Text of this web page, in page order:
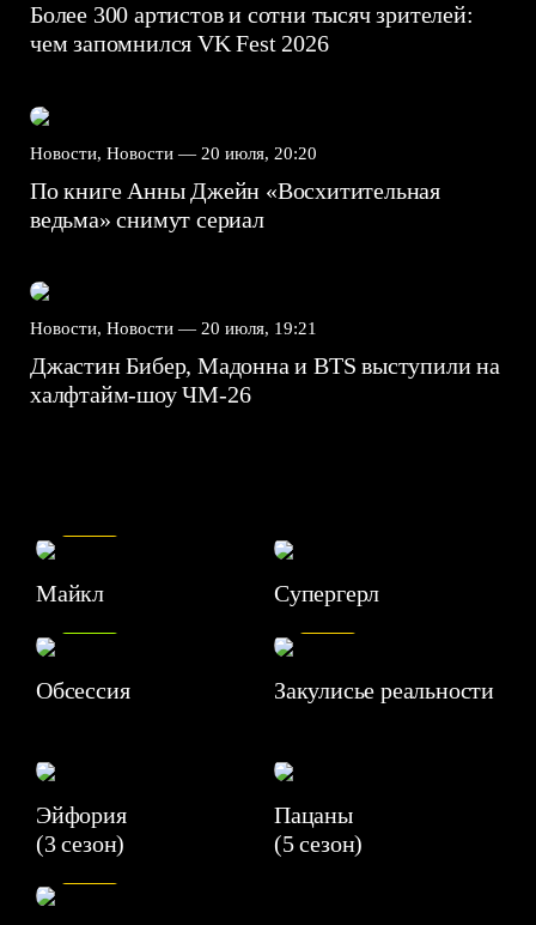
Более 300 артистов и сотни тысяч зрителей:
чем запомнился VK Fest 2026
Новости, Новости — 20 июля, 20:20
По книге Анны Джейн «Восхитительная
ведьма» снимут сериал
Новости, Новости — 20 июля, 19:21
Джастин Бибер, Мадонна и BTS выступили на
халфтайм-шоу ЧМ-26
Майкл Супергерл
Обсессия
7.1
Закулисье реальности
Эйфория
(3 сезон)
Пацаны
(5 сезон)